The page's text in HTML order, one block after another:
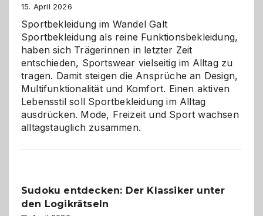
Chaos
15. April 2026
Sportbekleidung im Wandel Galt
Sportbekleidung als reine Funktionsbekleidung,
haben sich Trägerinnen in letzter Zeit
entschieden, Sportswear vielseitig im Alltag zu
tragen. Damit steigen die Ansprüche an Design,
Multifunktionalität und Komfort. Einen aktiven
Lebensstil soll Sportbekleidung im Alltag
ausdrücken. Mode, Freizeit und Sport wachsen
alltagstauglich zusammen.
Sudoku entdecken: Der Klassiker unter
den Logikrätseln